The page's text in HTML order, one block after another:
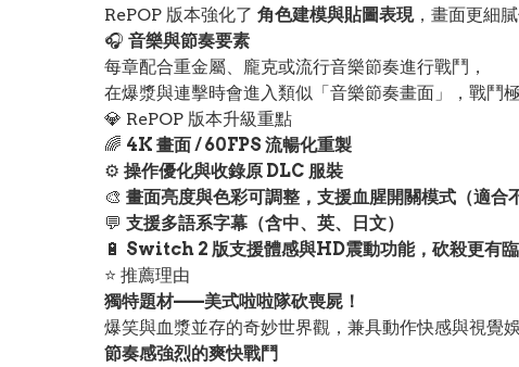
RePOP 版本強化了 角色建模與貼圖表現，畫面更細
🎧 音樂與節奏要素
每章配合重金屬、龐克或流行音樂節奏進行戰鬥，
在爆漿與連擊時會進入類似「音樂節奏畫面」，戰鬥
💎 RePOP 版本升級重點
🌈 4K 畫面 / 60FPS 流暢化重製
⚙️ 操作優化與收錄原 DLC 服裝
🎨 畫面亮度與色彩可調整，支援血腥開關模式（適合
💬 支援多語系字幕（含中、英、日文）
🔋 Switch 2 版支援體感與HD震動功能，砍殺更有臨
⭐ 推薦理由
獨特題材——美式啦啦隊砍喪屍！
爆笑與血漿並存的奇妙世界觀，兼具動作快感與視覺娛
節奏感強烈的爽快戰鬥